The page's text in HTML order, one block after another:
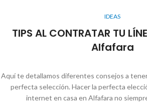
IDEAS
TIPS AL CONTRATAR TU
Alfafara
Aquí te detallamos diferentes consejos a
perfecta selección. Hacer la perfecta
internet en casa en Alfafara no